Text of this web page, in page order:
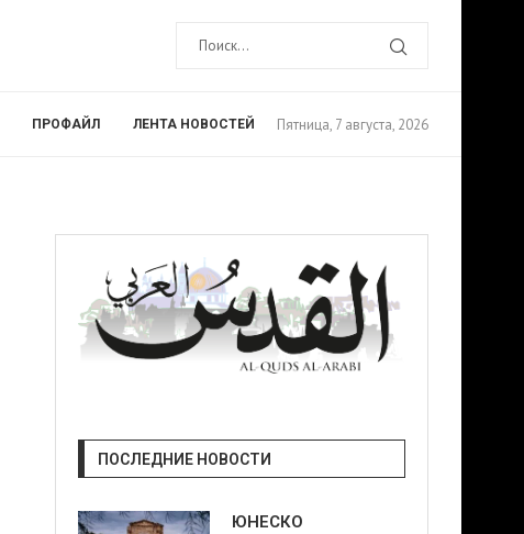
ПРОФАЙЛ ЛЕНТА НОВОСТЕЙ Пятница, 7 августа, 2026
ПОСЛЕДНИЕ НОВОСТИ
ЮНЕСКО